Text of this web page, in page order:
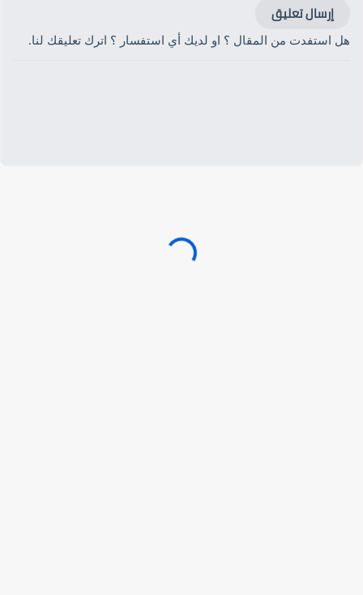
إرسال تعليق
هل استفدت من المقال ؟ او لديك أي استفسار ؟ اترك تعليقك لنا.